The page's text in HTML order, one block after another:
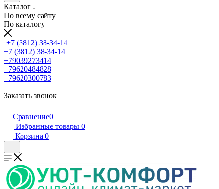
Каталог
По всему сайту
По каталогу
+7 (3812) 38-34-14
+7 (3812) 38-34-14
+79039273414
+79620484828
+79620300783
Заказать звонок
Сравнение0
Избранные товары 0
Корзина 0